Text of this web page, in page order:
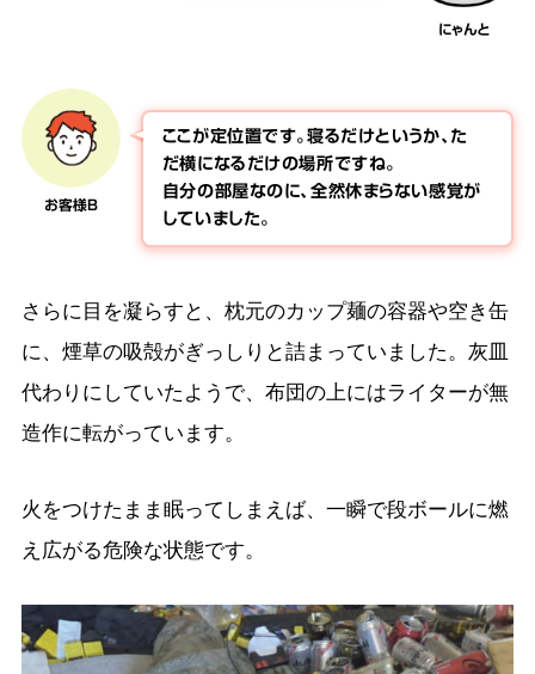
にゃんと
お客様B
ここが定位置です。寝るだけというか、た
だ横になるだけの場所ですね。
自分の部屋なのに、全然休まらない感覚が
していました。
さらに目を凝らすと、枕元のカップ麺の容器や空き缶
に、煙草の吸殻がぎっしりと詰まっていました。灰皿
代わりにしていたようで、布団の上にはライターが無
造作に転がっています。
火をつけたまま眠ってしまえば、一瞬で段ボールに燃
え広がる危険な状態です。